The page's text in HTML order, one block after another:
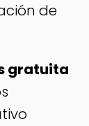
de
gratuita